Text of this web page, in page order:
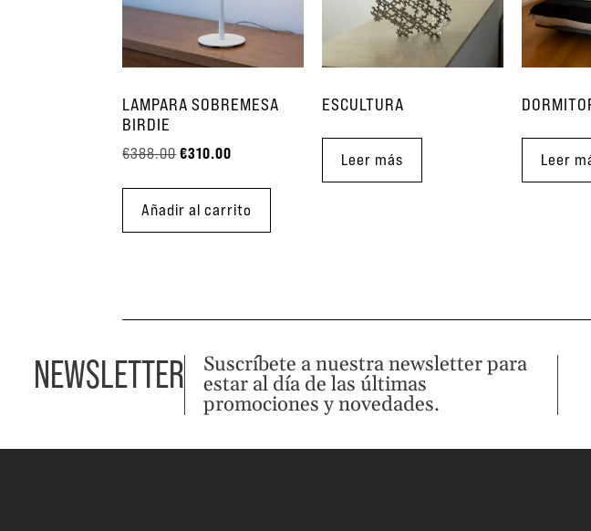
LAMPARA SOBREMESA
BIRDIE
€388.00 €310.00
Añadir al carrito
ESCULTURA
Leer más Leer
NEWSLETTER Suscríbete a nuestra newsletter para
estar al día de las últimas
promociones y novedades.